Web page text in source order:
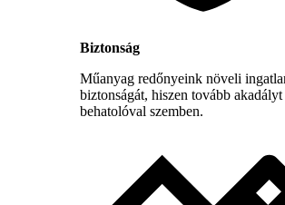
Biztonság
Műanyag redőnyeink növeli
biztonságát, hiszen tovább
behatolóval szemben.